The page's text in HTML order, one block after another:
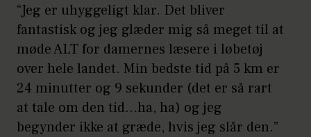
“Jeg er uhyggeligt klar. Det bliver
fantastisk og jeg glæder mig så meget til at
møde ALT for damernes læsere i løbetøj
over hele landet. Min bedste tid på 5 km er
24 minutter og 9 sekunder (det er så rart
at tale om den tid…ha, ha) og jeg
begynder ikke at græde, hvis jeg slår den.”